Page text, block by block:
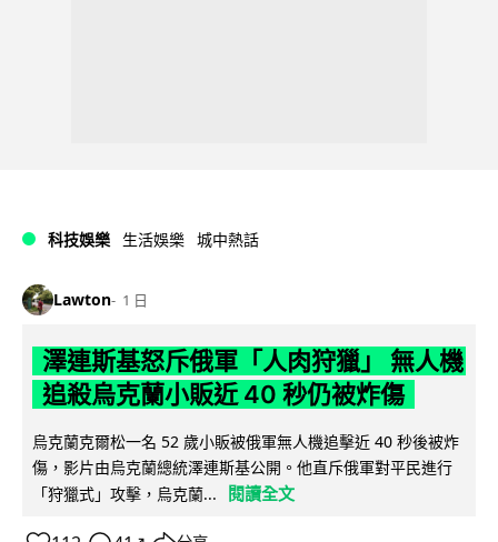
科技娛樂 生活娛樂 城中熱話
Lawton 1 日
澤連斯基怒斥俄軍「人肉狩獵」 無人機
追殺烏克蘭小販近 40 秒仍被炸傷
烏克蘭克爾松一名 52 歲小販被俄軍無人機追擊近 40 秒後被炸
傷，影片由烏克蘭總統澤連斯基公開。他直斥俄軍對平民進行
「狩獵式」攻擊，烏克蘭...
閱讀全文